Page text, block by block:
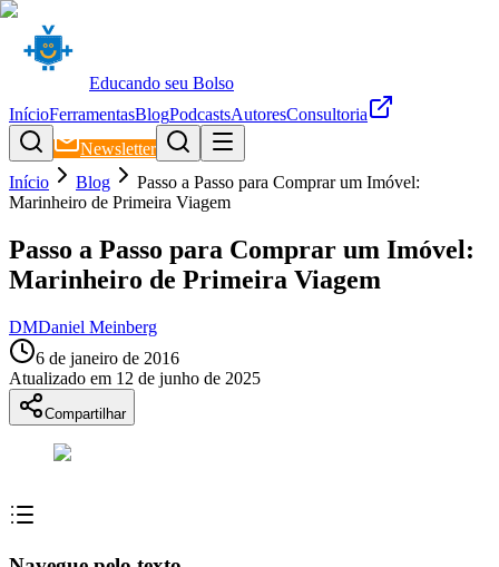
Educando seu Bolso
InícioFerramentasBlogPodcastsAutoresConsultoria
Newsletter
Início
Blog
Passo a Passo para Comprar um Imóvel:
Marinheiro de Primeira Viagem
Passo a Passo para Comprar um Imóvel:
Marinheiro de Primeira Viagem
DMDaniel Meinberg
6 de janeiro de 2016
Atualizado em 12 de junho de 2025
Compartilhar